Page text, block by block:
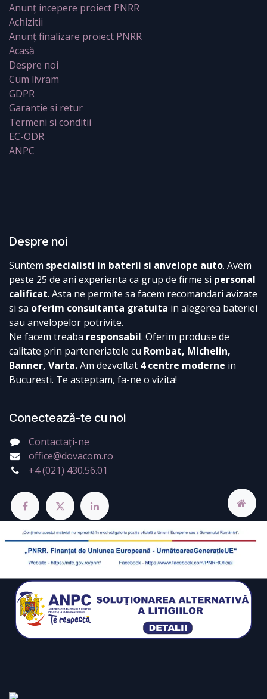
Anunț incepere proiect PNRR
Achizitii
Anunț finalizare proiect PNRR
Acasă
Despre noi
Cum livram
GDPR
Garantie si retur
Termeni si conditii
EC-ODR
ANPC
Despre noi
Suntem specialisti in baterii si anvelope auto. Avem
peste 25 de ani experienta ca grup de firme si personal
calificat. Asta ne permite sa facem recomandari avizate
si sa oferim consultanta gratuita in alegerea bateriei
sau anvelopelor potrivite.
Ne facem treaba responsabil. Oferim produse de
calitate prin parteneriatele cu Rombat, Michelin,
Banner, Varta.Am dezvoltat 4 centre moderne in
Bucuresti. Te asteptam, fa-ne o vizita!
Conectează-te cu noi
Contactați-ne
office@dovacom.ro
+4 (021) 430.56.01